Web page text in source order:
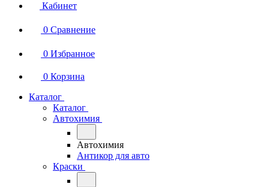
Кабинет
0 Сравнение
0 Избранное
0 Корзина
Каталог
Каталог
Автохимия
Автохимия
Антикор для авто
Краски